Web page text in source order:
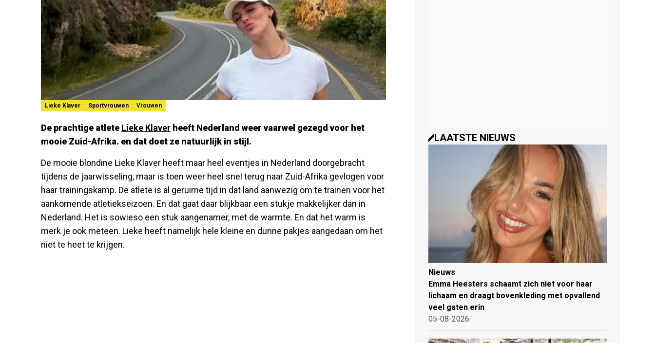
Lieke Klaver Sportvrouwen Vrouwen
De prachtige atlete Lieke Klaver heeft Nederland weer vaarwel gezegd voor het
mooie Zuid-Afrika. en dat doet ze natuurlijk in stijl.
De mooie blondine Lieke Klaver heeft maar heel eventjes in Nederland doorgebracht
tijdens de jaarwisseling, maar is toen weer heel snel terug naar Zuid-Afrika gevlogen voor
haar trainingskamp. De atlete is al geruime tijd in dat land aanwezig om te trainen voor het
aankomende atletiekseizoen. En dat gaat daar blijkbaar een stukje makkelijker dan in
Nederland. Het is sowieso een stuk aangenamer, met de warmte. En dat het warm is
merk je ook meteen. Lieke heeft namelijk hele kleine en dunne pakjes aangedaan om het
niet te heet te krijgen.
LAATSTE NIEUWS
Nieuws
Emma Heesters schaamt zich niet voor haar
lichaam en draagt bovenkleding met opvallend
veel gaten erin
05-08-2026